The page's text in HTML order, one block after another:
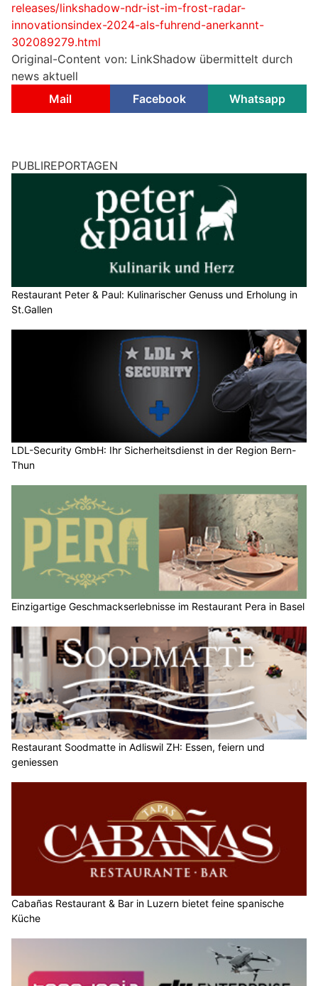
releases/linkshadow-ndr-ist-im-frost-radar-
innovationsindex-2024-als-fuhrend-anerkannt-
302089279.html
Original-Content von: LinkShadow übermittelt durch
news aktuell
Mail
Facebook Whatsapp
PUBLIREPORTAGEN
Restaurant Peter & Paul: Kulinarischer Genuss und Erholung in
St.Gallen
LDL-Security GmbH: Ihr Sicherheitsdienst in der Region Bern-
Thun
Einzigartige Geschmackserlebnisse im Restaurant Pera in Basel
Restaurant Soodmatte in Adliswil ZH: Essen, feiern und
geniessen
Cabañas Restaurant & Bar in Luzern bietet feine spanische
Küche